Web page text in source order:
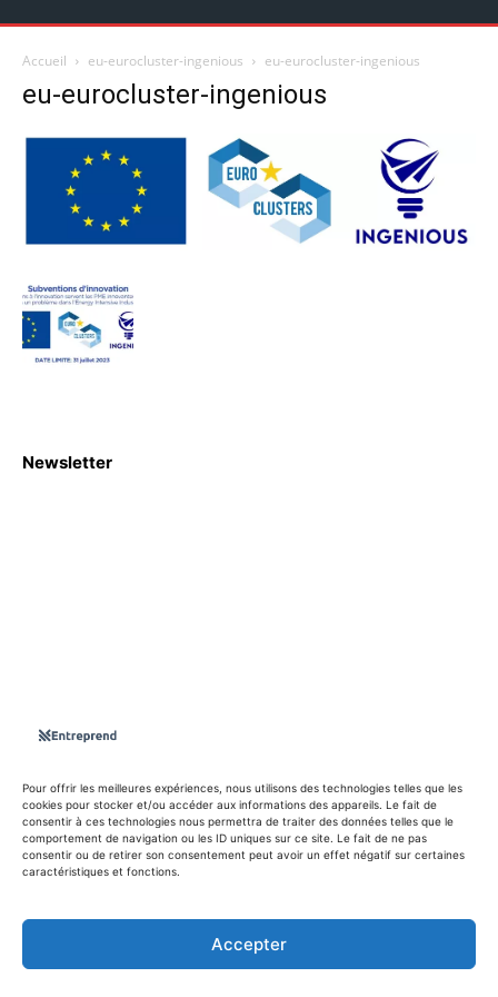
Pour offrir les meilleures expériences, nous utilisons des technologies telles que les
cookies pour stocker et/ou accéder aux informations des appareils. Le fait de
consentir à ces technologies nous permettra de traiter des données telles que le
comportement de navigation ou les ID uniques sur ce site. Le fait de ne pas
consentir ou de retirer son consentement peut avoir un effet négatif sur certaines
caractéristiques et fonctions.
Accepter
Accueil eu-eurocluster-ingenious eu-eurocluster-ingenious
eu-eurocluster-ingenious
info@entreprend.net
Newsletter
Politique de confidentialité
Conditions générales d’utilisation
Contact